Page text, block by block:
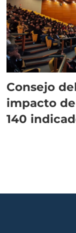
Consejo
impacto
140